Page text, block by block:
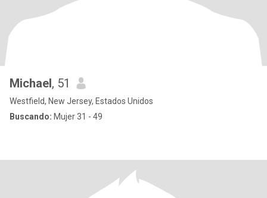
Michael, 51
Westfield, New Jersey, Estados Unidos
Buscando: Mujer 31 - 49